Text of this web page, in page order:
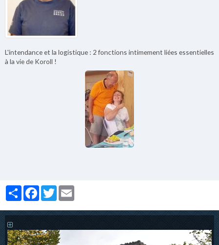
L'intendance et la logistique : 2 fonctions intimement liées essentielles
à la vie de Koroll !
PartagerFacebook
Twitter